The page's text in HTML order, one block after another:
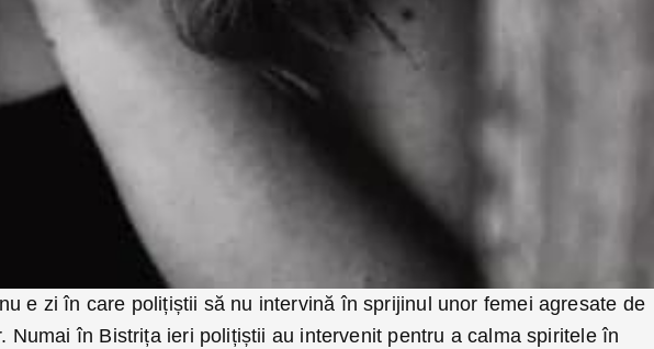
e zi în care polițiștii să nu intervină în sprijinul unor femei agresate de
Numai în Bistrița ieri polițiștii au intervenit pentru a calma spiritele în